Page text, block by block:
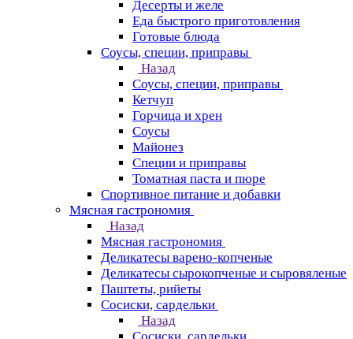
Десерты и желе
Еда быстрого приготовления
Готовые блюда
Соусы, специи, приправы
Назад
Соусы, специи, приправы
Кетчуп
Горчица и хрен
Соусы
Майонез
Специи и приправы
Томатная паста и пюре
Спортивное питание и добавки
Мясная гастрономия
Назад
Мясная гастрономия
Деликатесы варено-копченые
Деликатесы сырокопченые и сыровяленые
Паштеты, рийеты
Сосиски, сардельки
Назад